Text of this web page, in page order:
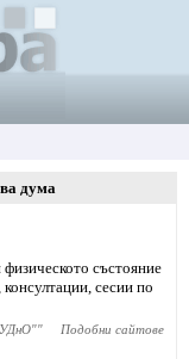
дума
състояние
сесии по
" Подобни сайтове